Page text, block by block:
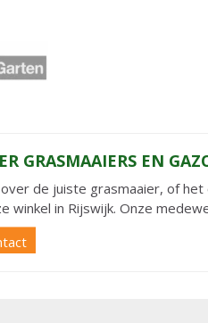
GRASMAAIERS EN
de juiste grasmaaier, of
winkel in Rijswijk. Onze